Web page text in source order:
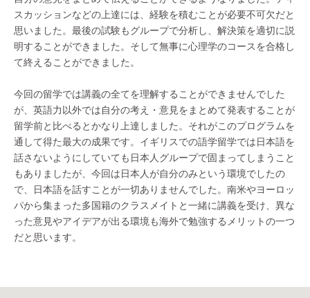
スカッションなどの上達には、経験を積むことが必要不可欠だと
思いました。最後の試験もグループで分析し、解決策を適切に説
明することができました。そして無事に心理学のコースを合格し
て終えることができました。
今回の留学では講義の全てを理解することができませんでした
が、英語力以外では自分の考え・意見をまとめて発表することが
留学前と比べるとかなり上達しました。それがこのプログラムを
通して得た最大の成果です。イギリスでの語学留学では日本語を
話さないようにしていても日本人グループで固まってしまうこと
もありましたが、今回は日本人が自分のみという環境でしたの
で、日本語を話すことが一切ありませんでした。南米やヨーロッ
パから集まった多国籍のクラスメイトと一緒に講義を受け、異な
った意見やアイデアが出る環境も海外で勉強するメリットの一つ
だと思います。